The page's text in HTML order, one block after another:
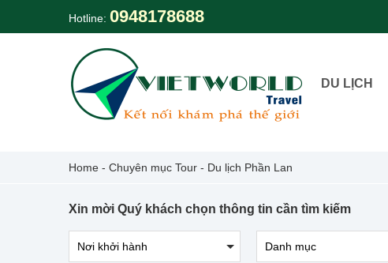
Hotline: 0948178688
DU LỊCH
Home - Chuyên mục Tour - Du lịch Phần Lan
Xin mời Quý khách chọn thông tin cần tìm kiếm